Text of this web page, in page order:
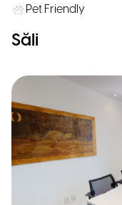
Pet Friendly
Săli